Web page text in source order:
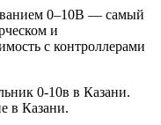
0–10В — самый
и
с контроллерами
0-10в в Казани.
в Казани.